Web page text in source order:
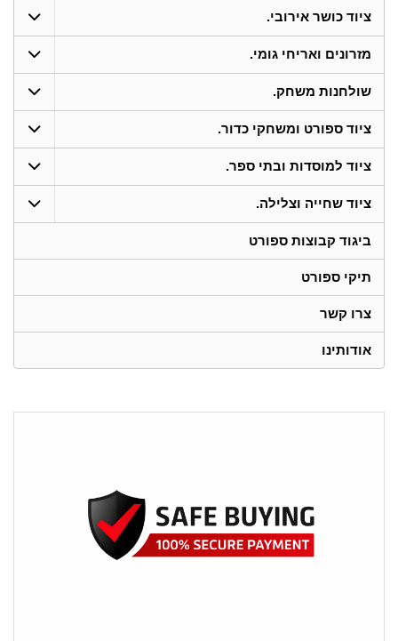
ציוד כושר אירובי.
מזרונים ואריחי גומי.
שולחנות משחק.
ציוד ספורט ומשחקי כדור.
ציוד למוסדות ובתי ספר.
ציוד שחייה וצלילה.
ביגוד קבוצות ספורט
תיקי ספורט
צרו קשר
אודותינו